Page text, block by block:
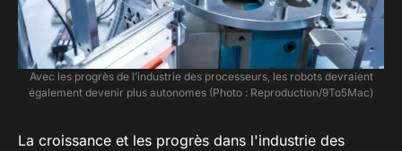
Avec les progrès de l’industrie des processeurs, les robots devraient
également devenir plus autonomes (Photo : Reproduction/9To5Mac)
La croissance et les progrès dans l'industrie des